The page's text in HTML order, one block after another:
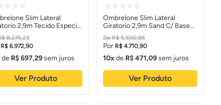
Slim Lateral
2,9m Tecido Especial
Madeira - Solemar
8.275,23
R$ 6.972,90
de R$697,29sem juros
Ver Produto
Ombrelone Slim Lateral
Giratorio 2,9m Sand C/ Base
Madeira - Solemar
R$ 5.590,85
R$ 4.710,90
10 de R$471,09sem juros
Ver Produto